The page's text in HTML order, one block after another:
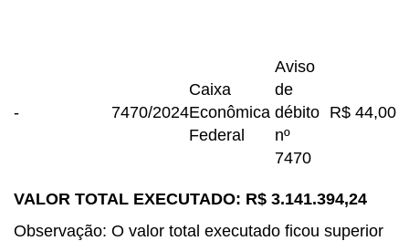
- 7470/2024
Caixa
Econômica
Federal
Aviso
de
débito
nº
7470
R$ 44,00
VALOR TOTAL EXECUTADO: R$ 3.141.394,24
Observação: O valor total executado ficou superior